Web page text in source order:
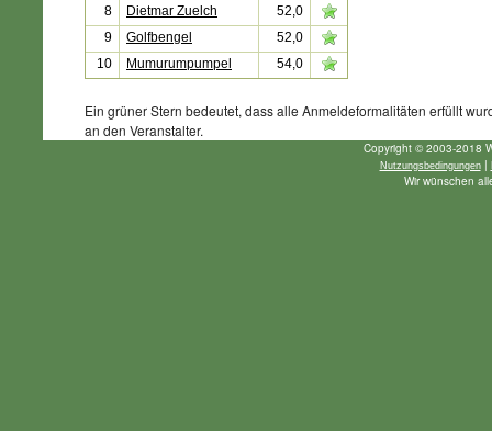
8
Dietmar Zuelch
52,0
9
Golfbengel
52,0
10
Mumurumpumpel 54,0
Ein grüner Stern bedeutet, dass alle Anmeldeformalitäten erfüllt
an den Veranstalter.
Copyright © 2003-2018
Nutzungsbedingungen|
Wir wünschen